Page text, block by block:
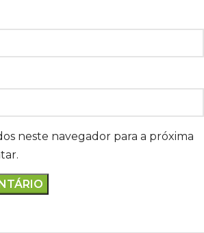
neste navegador para a próxima